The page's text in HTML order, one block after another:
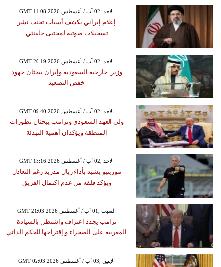
GMT 11:08 2026 الأحد ,02 آب / أغسطس
إعلام إيراني يكشف أسباب تجنب نشر
تسجيلات صوتية لمجتبى خامنئي
GMT 20:19 2026 الأحد ,02 آب / أغسطس
وزيرا خارجية السعودية وإيران يبحثان جهود
خفض التصعيد
GMT 09:40 2026 الأحد ,02 آب / أغسطس
ولي العهد السعودي وترامب يبحثان تطورات
المنطقة ويؤكدان أهمية التهدئة
GMT 15:16 2026 الأحد ,02 آب / أغسطس
مورينيو يشيد بأداء ريال مدريد رغم التعادل
ويؤكد قلقه من عدم اكتمال الفريق
GMT 21:03 2026 السبت ,01 آب / أغسطس
ترامب يجدد اعتراف واشنطن بالسيادة
المغربية على الصحراء و إقتراحها للحكم الذاتي
GMT 02:03 2026 الإثنين ,03 آب / أغسطس